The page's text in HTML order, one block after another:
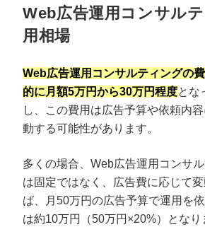
Web広告運用コンサル
用相場
Web広告運用コンサルティングの
的に月額5万円から30万円程度とな
し、この費用は広告予算や依頼内
動する可能性があります。
多くの場合、Web広告運用コンサ
は固定ではなく、広告費に応じて変
ば、月50万円の広告予算で運用を
は約10万円（50万円×20%）となり